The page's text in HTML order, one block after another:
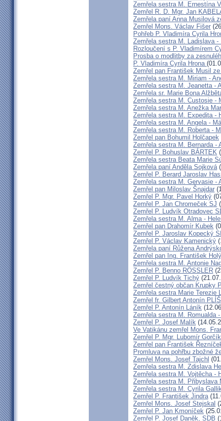
Zemřela sestra M. Ernestína
Zemřel R. D. Mgr. Jan
Zemřela paní Anna Musilová
Zemřel Mons. Václav Fišer
Pohřeb P. Vladimíra Cyrila
Zemřela sestra M. Ladislava -
Rozloučení s P. Vladimírem
Prosba o modlitby za
P. Vladimíra Cyrila Hrona
Zemřel pan František Musil
Zemřela sestra M. Miriam -
Zemřela sestra M. Jeanetta -
Zemřela sr. Marie Bona
Zemřela sestra M. Custosie -
Zemřela sestra M. Anežka
Zemřela sestra M. Expedita -
Zemřela sestra M. Angela -
Zemřela sestra M. Roberta -
Zemřel pan Bohumil Holčapek
Zemřela sestra M. Bernarda -
Zemřel P. Bohuslav BÁRTEK
Zemřela sestra Beata Marie
Zemřela paní Anděla Sojková
Zemřel P. Berard Jaroslav
Zemřela sestra M. Gervasie -
Zemřel pan Miloslav Šnajdar
Zemřel P. Mgr. Pavel Horký
Zemřel P. Jan Chromeček SJ
Zemřel P. Ludvík Otradovec
Zemřela sestra M. Alma -
Zemřel pan Drahomír Kubek
Zemřel P. Jaroslav Kopecký
Zemřel P. Václav Kamenický
Zemřela paní Růžena
Zemřel pan Ing. František
Zemřela sestra M. Antonie
Zemřel P. Benno RÖSSLER
Zemřel P. Ludvík Tichý
Zemřel čestný občan Krupky
Zemřela sestra Marie Terezie
Zemřel fr. Gilbert Antonín
Zemřel P. Antonín Láník
Zemřela sestra M. Romualda
Zemřel P. Josef Malík
Ve Vatikánu zemřel Mons.
Zemřel P. Mgr. Lubomír Gorčík
Zemřel pan František
Promluva na pohřbu zbožné
Zemřel Mons. Josef Tajchl
Zemřela sestra M. Zdislava
Zemřela sestra M. Vojtěcha -
Zemřela sestra M. Přibyslava
Zemřela sestra M. Cyrila
Zemřel P. František Jindra
Zemřel Mons. Josef Stejskal
Zemřel P. Jan Kmoníček
Zemřel P. Josef Daněk, SDB